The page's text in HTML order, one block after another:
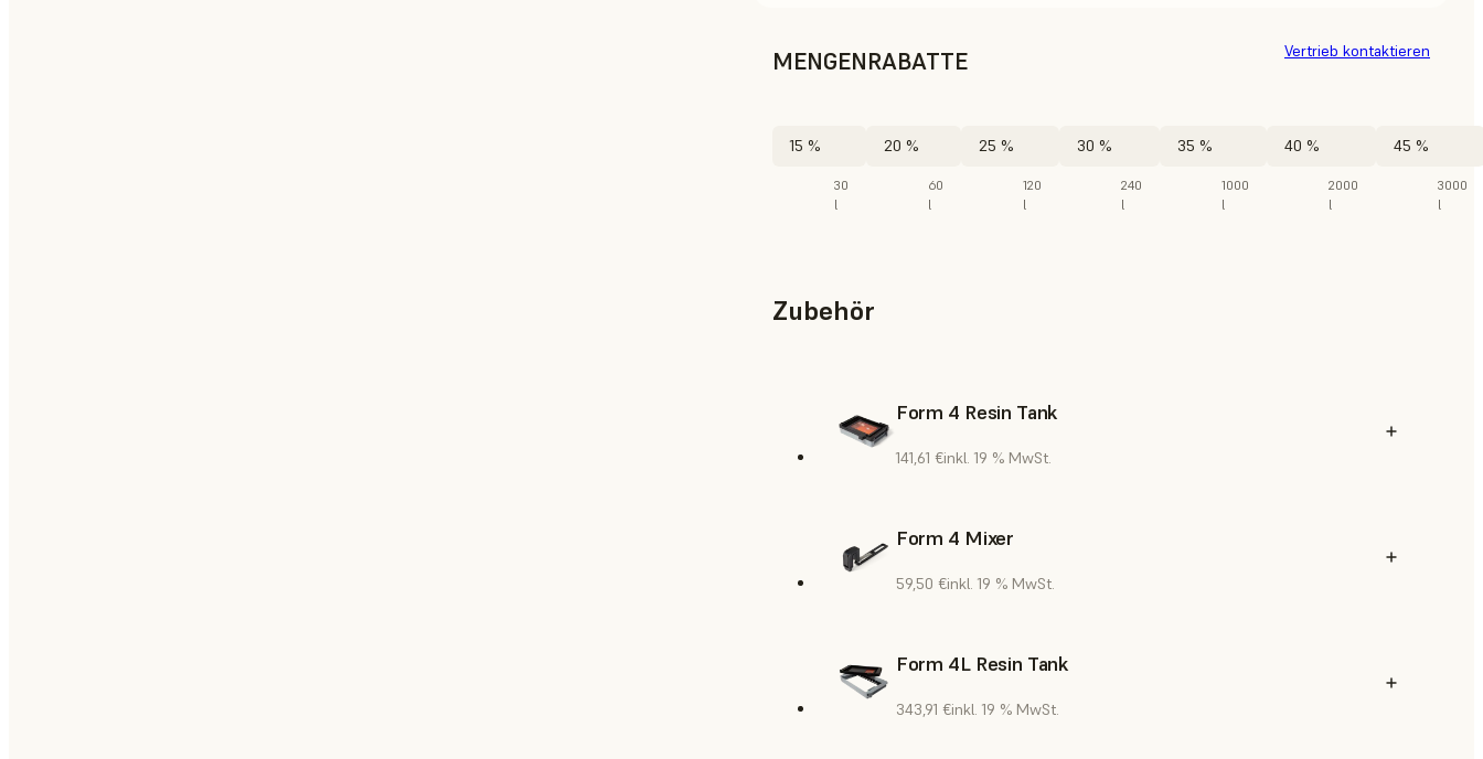
MENGENRABATTE
15 %
30
l
20 %
60
l
25 %
120
l
30 %
240
l
35 %
1000
l
40 %
2000
l
45 %
3000
l
Vertrieb kontaktieren
Zubehör
Form 4 Resin Tank
141,61 €inkl. 19 % MwSt.
Form 4 Mixer
59,50 €inkl. 19 % MwSt.
Form 4L Resin Tank
343,91 €inkl. 19 % MwSt.